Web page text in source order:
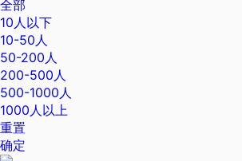
全部
10人以下
10-50人
50-200人
200-500人
500-1000人
1000人以上
重置
确定